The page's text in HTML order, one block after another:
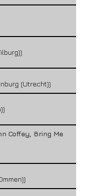
(Utrecht))
Coffey, Bring Me